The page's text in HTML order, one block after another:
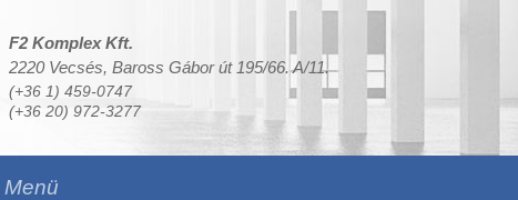
F2 Komplex Kft.
2220 Vecsés, Baross Gábor út 195/66. A/11.
(+36 1) 459-0747
(+36 20) 972-3277
Menü